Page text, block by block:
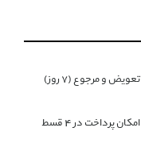
تعویض و مرجوع (۷ روز)
امکان پرداخت در 4 قسط